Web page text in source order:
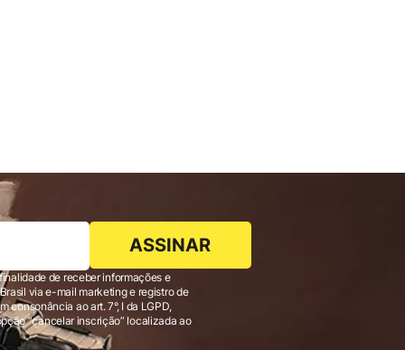
ASSINAR
de receber informações e
ao art. 7°, I da LGPD,